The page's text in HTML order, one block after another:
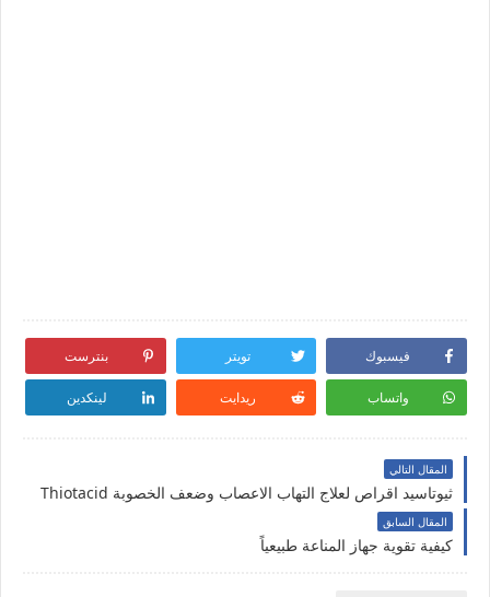
فيسبوك تويتر بنترست
واتساب ريدايت لينكدين
المقال التالي
ثيوتاسيد اقراص لعلاج التهاب الاعصاب وضعف الخصوبة Thiotacid
المقال السابق
كيفية تقوية جهاز المناعة طبيعياً